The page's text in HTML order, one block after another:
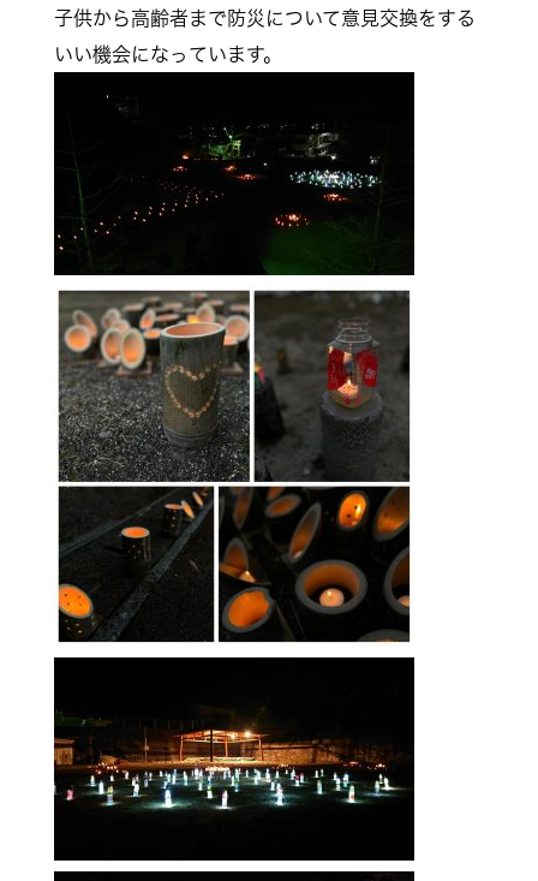
子供から高齢者まで防災について意見交換をする
いい機会になっています。